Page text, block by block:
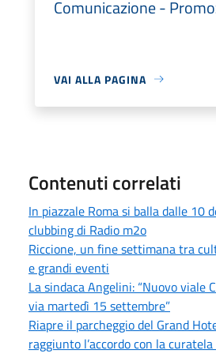
Comunicazione -
VAI ALLA PAGINA
Contenuti correlati
In piazzale Roma si balla dalle 10
clubbing di Radio m2o
Riccione, un fine settimana tra
e grandi eventi
La sindaca Angelini: “Nuovo viale
via martedì 15 settembre”
Riapre il parcheggio del Grand
raggiunto l’accordo con la